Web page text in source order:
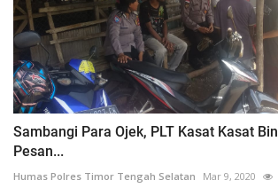
Sambangi Para Ojek, PLT Kasat Kasat
Pesan...
Humas Polres Timor Tengah Selatan Mar 9, 2020